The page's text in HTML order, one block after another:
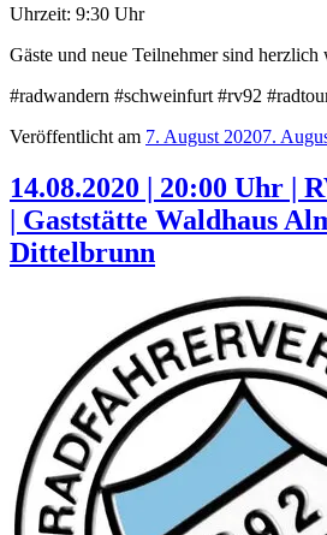
Uhrzeit: 9:30 Uhr
Gäste und neue Teilnehmer sind
#radwandern #schweinfurt #rv92
Veröffentlicht am 7. August 20207.
14.08.2020 | 20:00 Uhr |
| Gaststätte Waldhaus
Dittelbrunn